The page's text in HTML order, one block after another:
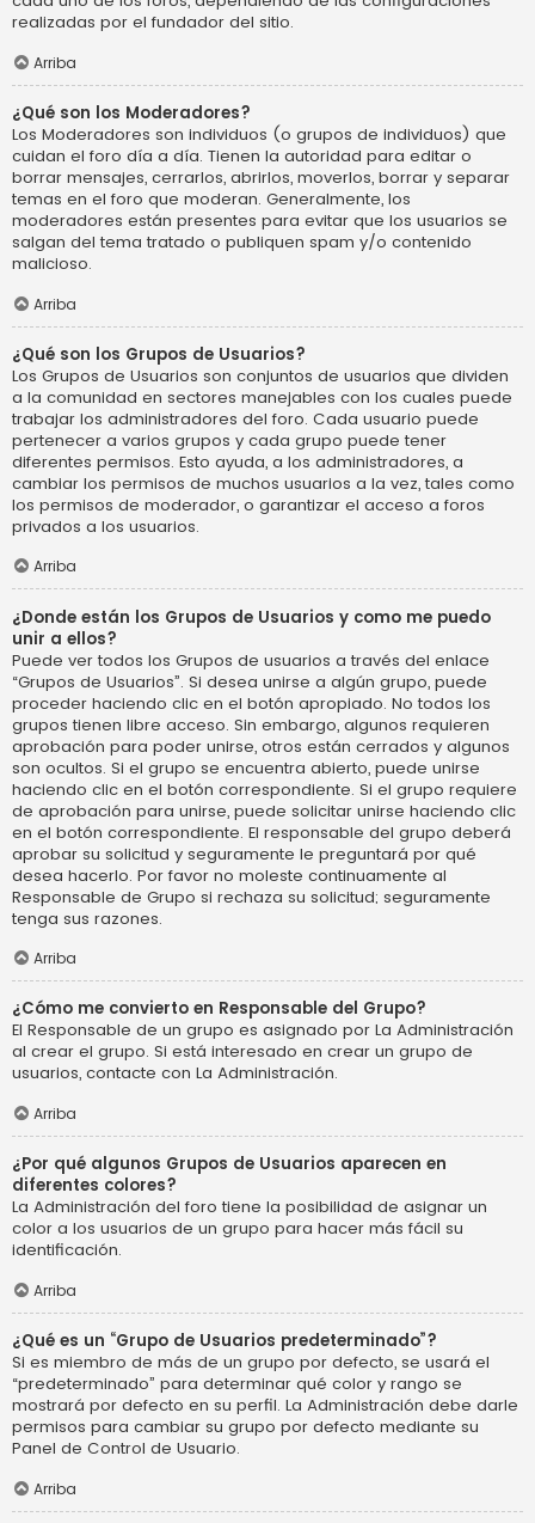
realizadas por el fundador del sitio.
Arriba
¿Qué son los Moderadores?
Los Moderadores son individuos (o grupos de individuos) que
cuidan el foro día a día. Tienen la autoridad para editar o
borrar mensajes, cerrarlos, abrirlos, moverlos, borrar y separar
temas en el foro que moderan. Generalmente, los
moderadores están presentes para evitar que los usuarios se
salgan del tema tratado o publiquen spam y/o contenido
malicioso.
Arriba
¿Qué son los Grupos de Usuarios?
Los Grupos de Usuarios son conjuntos de usuarios que dividen
a la comunidad en sectores manejables con los cuales puede
trabajar los administradores del foro. Cada usuario puede
pertenecer a varios grupos y cada grupo puede tener
diferentes permisos. Esto ayuda, a los administradores, a
cambiar los permisos de muchos usuarios a la vez, tales como
los permisos de moderador, o garantizar el acceso a foros
privados a los usuarios.
Arriba
¿Donde están los Grupos de Usuarios y como me puedo
unir a ellos?
Puede ver todos los Grupos de usuarios a través del enlace
“Grupos de Usuarios”. Si desea unirse a algún grupo, puede
proceder haciendo clic en el botón apropiado. No todos los
grupos tienen libre acceso. Sin embargo, algunos requieren
aprobación para poder unirse, otros están cerrados y algunos
son ocultos. Si el grupo se encuentra abierto, puede unirse
haciendo clic en el botón correspondiente. Si el grupo requiere
de aprobación para unirse, puede solicitar unirse haciendo clic
en el botón correspondiente. El responsable del grupo deberá
aprobar su solicitud y seguramente le preguntará por qué
desea hacerlo. Por favor no moleste continuamente al
Responsable de Grupo si rechaza su solicitud; seguramente
tenga sus razones.
Arriba
¿Cómo me convierto en Responsable del Grupo?
El Responsable de un grupo es asignado por La Administración
al crear el grupo. Si está interesado en crear un grupo de
usuarios, contacte con La Administración.
Arriba
¿Por qué algunos Grupos de Usuarios aparecen en
diferentes colores?
La Administración del foro tiene la posibilidad de asignar un
color a los usuarios de un grupo para hacer más fácil su
identificación.
Arriba
¿Qué es un “Grupo de Usuarios predeterminado”?
Si es miembro de más de un grupo por defecto, se usará el
“predeterminado” para determinar qué color y rango se
mostrará por defecto en su perfil. La Administración debe darle
permisos para cambiar su grupo por defecto mediante su
Panel de Control de Usuario.
Arriba